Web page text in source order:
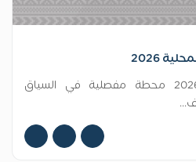
2026
تمثل الانتخابات المحلية 2026 محطة مفصلية في السياق